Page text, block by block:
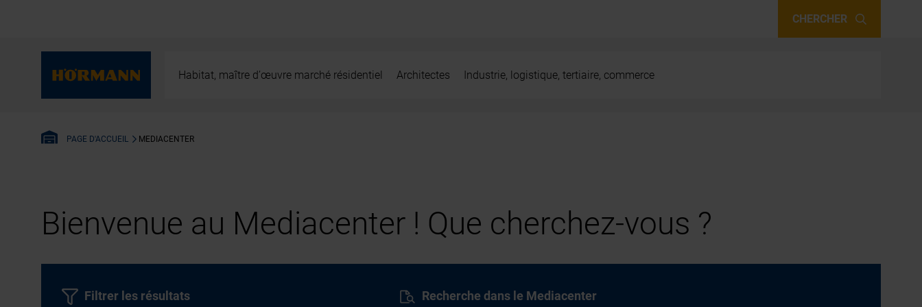
CHERCHER
Habitat, maître d’œuvre marché résidentiel Architectes Industrie, logistique, tertiaire, commerce
PAGE D'ACCUEIL MEDIACENTER
Bienvenue au Mediacenter ! Que cherchez-vous ?
Recherche dans le Mediacenter
Filtrer les résultats